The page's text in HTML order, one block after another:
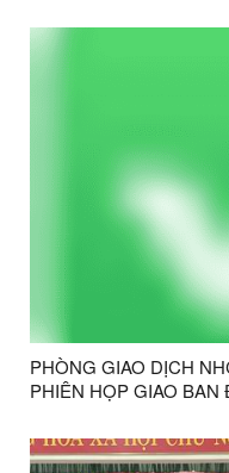
PHÒNG GIAO DỊCH
PHIÊN HỌP GIAO